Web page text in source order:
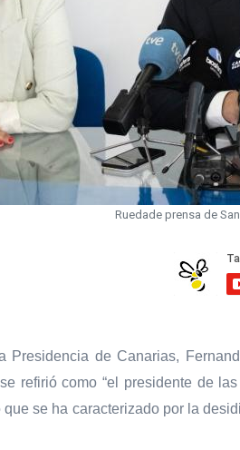
Ruedade prensa de
de Canarias,
refirió como “el presidente de
se ha caracterizado por la